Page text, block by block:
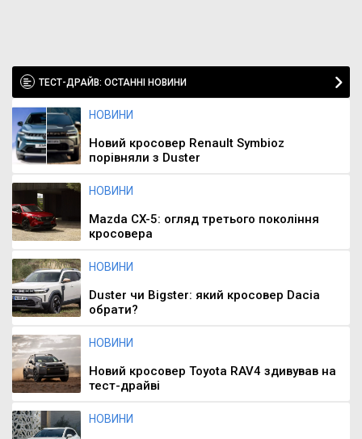
ТЕСТ-ДРАЙВ: ОСТАННІ НОВИНИ
НОВИНИ
Новий кросовер Renault Symbioz
порівняли з Duster
НОВИНИ
Mazda CX-5: огляд третього покоління
кросовера
НОВИНИ
Duster чи Bigster: який кросовер Dacia
обрати?
НОВИНИ
Новий кросовер Toyota RAV4 здивував на
тест-драйві
НОВИНИ